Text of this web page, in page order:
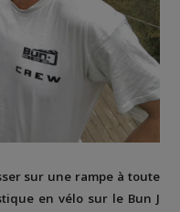
sur une rampe à toute
en vélo sur le Bun J